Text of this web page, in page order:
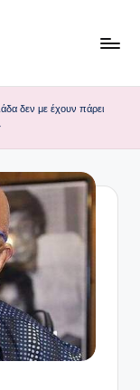
δεν με έχουν πάρει